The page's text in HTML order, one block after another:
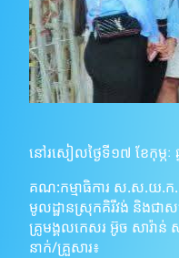
នៅរសៀលថ្ងៃទី១៧ ខែកុម្ភៈ
គណ:កម្មាធិការ ស.ស.យ.ក.
មូលដ្ឋានស្រុកគិរីវង់ និងជា
គ្រូមង្គលកេសរ អ៊ូច សារ៉ាន់
នាក់/គ្រួសារ៖